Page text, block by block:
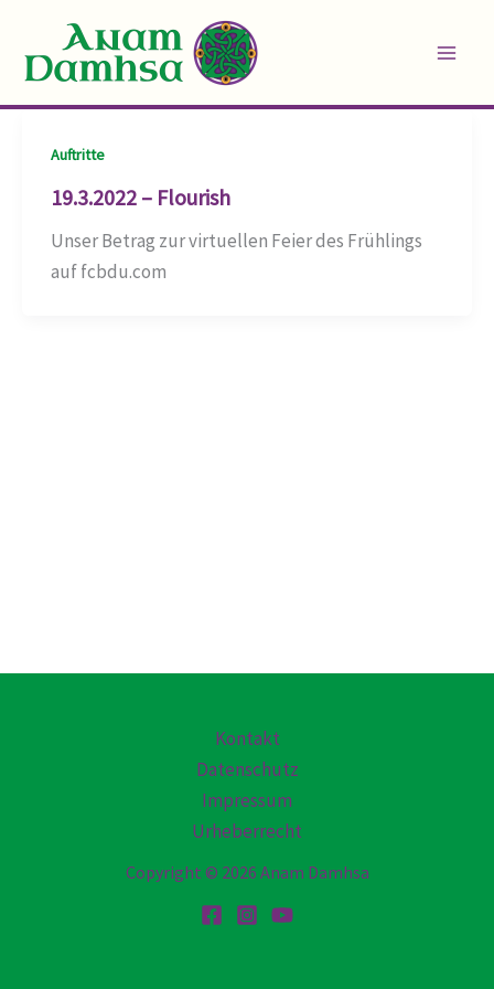
content
Auftritte
19.3.2022 – Flourish
Unser Betrag zur virtuellen Feier des Frühlings
auf fcbdu.com
Kontakt
Datenschutz
Impressum
Urheberrecht
Copyright © 2026 Anam Damhsa